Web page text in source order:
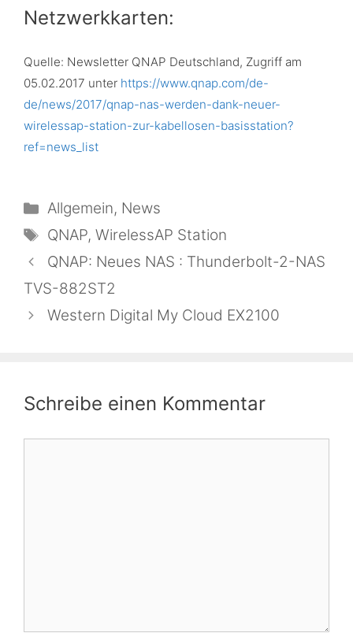
Netzwerkkarten:
Quelle: Newsletter QNAP Deutschland, Zugriff am
05.02.2017 unter https://www.qnap.com/de-
de/news/2017/qnap-nas-werden-dank-neuer-
wirelessap-station-zur-kabellosen-basisstation?
ref=news_list
Kategorien
Allgemein, News
Schlagwörter
QNAP,WirelessAP Station
QNAP: Neues NAS : Thunderbolt-2-NAS
TVS-882ST2
Western Digital My Cloud EX2100
Schreibe einen Kommentar